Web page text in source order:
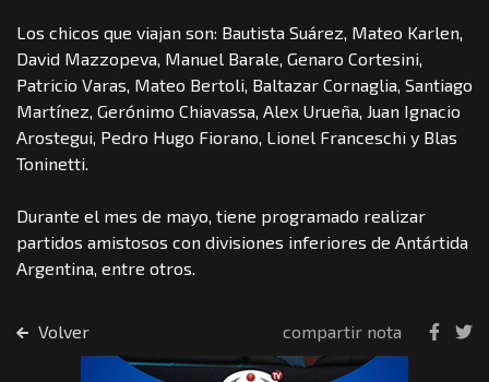
Los chicos que viajan son: Bautista Suárez, Mateo Karlen,
David Mazzopeva, Manuel Barale, Genaro Cortesini,
Patricio Varas, Mateo Bertoli, Baltazar Cornaglia, Santiago
Martínez, Gerónimo Chiavassa, Alex Urueña, Juan Ignacio
Arostegui, Pedro Hugo Fiorano, Lionel Franceschi y Blas
Toninetti.
Durante el mes de mayo, tiene programado realizar
partidos amistosos con divisiones inferiores de Antártida
Argentina, entre otros.
Volver compartir nota